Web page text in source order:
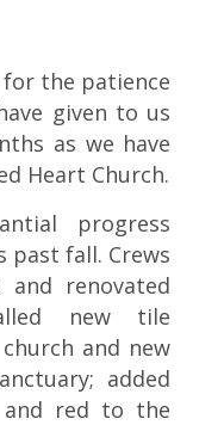
the patience
given to us
as we have
Heart Church.
progress
past fall. Crews
and renovated
new tile
and new
added
red to the